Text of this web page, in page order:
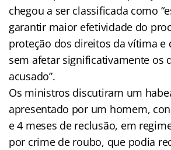
chegou a ser classificada como
garantir maior efetividade do
proteção dos direitos da vítima e
sem afetar significativamente os
acusado”.
Os ministros discutiram um
apresentado por um homem,
e 4 meses de reclusão, em
por crime de roubo, que podia